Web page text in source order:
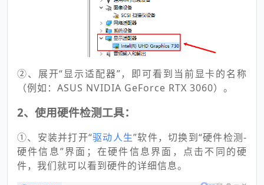
②、展开“显示适配器”，即可看到当前显卡的名称
（例如：ASUS NVIDIA GeForce RTX 3060）。
2、使用硬件检测工具：
①、安装并打开“驱动人生”软件，切换到“硬件检测-
硬件信息”界面；在硬件信息界面，点击不同的硬
件，我们就可以看到硬件的详细信息。